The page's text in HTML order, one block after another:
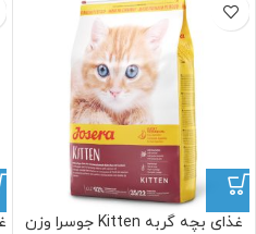
غذای بچه گربه Kitten جوسرا وزن